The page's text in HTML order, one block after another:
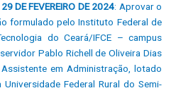
DE FEVEREIRO DE 2024: Aprovar o
formulado pelo Instituto Federal de
do Ceará/IFCE – campus
Pablo Richell de Oliveira Dias
em Administração, lotado
Federal Rural do Semi-